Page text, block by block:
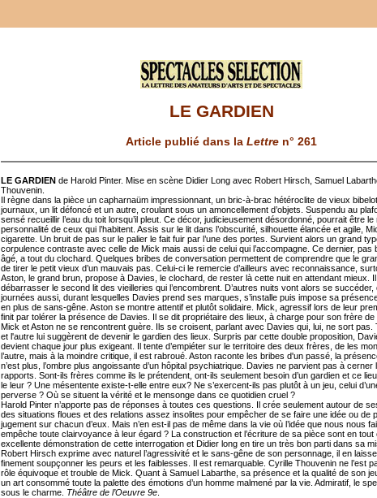
LE GARDIEN
Article publié dans la Lettre n° 261
LE GARDIEN de Harold Pinter. Mise en scène Didier Long avec Robert Hirsch, Samuel
Thouvenin.
Il règne dans la pièce un capharnaüm impressionnant, un bric-à-brac hétéroclite de vieux
journaux, un lit défoncé et un autre, croulant sous un amoncellement d’objets. Suspendu au
sensé recueillir l’eau du toit lorsqu’il pleut. Ce décor, judicieusement désordonné, pourrait être le
personnalité de ceux qui l’habitent. Assis sur le lit dans l’obscurité, silhouette élancée et agile,
cigarette. Un bruit de pas sur le palier le fait fuir par l’une des portes. Survient alors un grand
corpulence contraste avec celle de Mick mais aussi de celui qui l’accompagne. Ce dernier, pas
âgé, a tout du clochard. Quelques bribes de conversation permettent de comprendre que le
de tirer le petit vieux d’un mauvais pas. Celui-ci le remercie d’ailleurs avec reconnaissance,
Aston, le grand brun, propose à Davies, le clochard, de rester là cette nuit en attendant mieux.
débarrasser le second lit des vieilleries qui l’encombrent. D’autres nuits vont alors se succéder,
journées aussi, durant lesquelles Davies prend ses marques, s’installe puis impose sa
en plus de sans-gêne. Aston se montre attentif et plutôt solidaire. Mick, agressif lors de leur
finit par tolérer la présence de Davies. Il se dit propriétaire des lieux, à charge pour son frère de
Mick et Aston ne se rencontrent guère. Ils se croisent, parlant avec Davies qui, lui, ne sort pas.
et l'autre lui suggèrent de devenir le gardien des lieux. Surpris par cette double proposition,
devient chaque jour plus exigeant. Il tente d’empiéter sur le territoire des deux frères, de les
l’autre, mais à la moindre critique, il est rabroué. Aston raconte les bribes d'un passé, la
n’est plus, l’ombre plus angoissante d’un hôpital psychiatrique. Davies ne parvient pas à cerner
rapports. Sont-ils frères comme ils le prétendent, ont-ils seulement besoin d’un gardien et ce
le leur ? Une mésentente existe-t-elle entre eux? Ne s’exercent-ils pas plutôt à un jeu, celui
perverse ? Où se situent la vérité et le mensonge dans ce quotidien cruel ?
Harold Pinter n’apporte pas de réponses à toutes ces questions. Il crée seulement autour de
des situations floues et des relations assez insolites pour empêcher de se faire une idée ou de
jugement sur chacun d’eux. Mais n’en est-il pas de même dans la vie où l’idée que nous nous
empêche toute clairvoyance à leur égard ? La construction et l’écriture de sa pièce sont en tout
excellente démonstration de cette interrogation et Didier long en tire un très bon parti dans sa
Robert Hirsch exprime avec naturel l’agressivité et le sans-gêne de son personnage, il en
finement soupçonner les peurs et les faiblesses. Il est remarquable. Cyrille Thouvenin ne l’est
rôle équivoque et trouble de Mick. Quant à Samuel Labarthe, sa présence et la qualité de son
un art consommé toute la palette des émotions d’un homme malmené par la vie. Admiratif, le
sous le charme. Théâtre de l’Oeuvre 9e